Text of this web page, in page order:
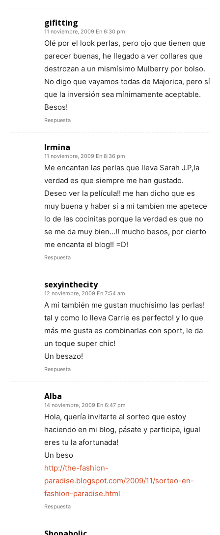
gifitting
11 noviembre, 2009 En 6:30 pm
Olé por el look perlas, pero ojo que tienen que
parecer buenas, he llegado a ver collares que
destrozan a un mismísimo Mulberry por bolso.
No digo que vayamos todas de Majorica, pero sí
que la inversión sea mínimamente aceptable.
Besos!
Respuesta
Irmina
11 noviembre, 2009 En 8:36 pm
Me encantan las perlas que lleva Sarah J.P,la
verdad es que siempre me han gustado.
Deseo ver la película!! me han dicho que es
muy buena y haber si a mí tambíen me apetece
lo de las cocinitas porque la verdad es que no
se me da muy bien…!! mucho besos, por cierto
me encanta el blog!! =D!
Respuesta
sexyinthecity
12 noviembre, 2009 En 7:54 am
A mi también me gustan muchísimo las perlas!
tal y como lo lleva Carrie es perfecto! y lo que
más me gusta es combinarlas con sport, le da
un toque super chic!
Un besazo!
Respuesta
Alba
14 noviembre, 2009 En 6:47 pm
Hola, quería invitarte al sorteo que estoy
haciendo en mi blog, pásate y participa, igual
eres tu la afortunada!
Un beso
http://the-fashion-
paradise.blogspot.com/2009/11/sorteo-en-
fashion-paradise.html
Respuesta